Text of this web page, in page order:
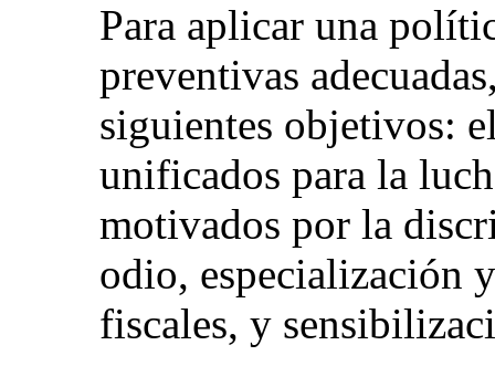
Para aplicar una
preventivas
siguientes objetivos:
unificados para la
motivados por la
odio, especialización
fiscales, y